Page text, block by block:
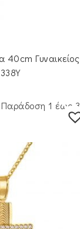
40cm Γυναικείος
1 έως 3